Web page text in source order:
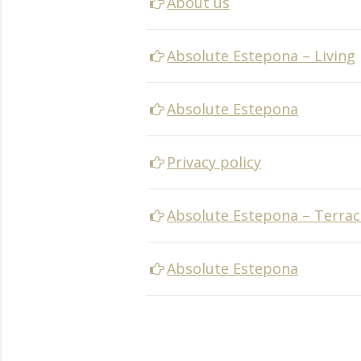
Absolute Estepona – Living
Absolute Estepona
Privacy policy
Absolute Estepona –
Absolute Estepona